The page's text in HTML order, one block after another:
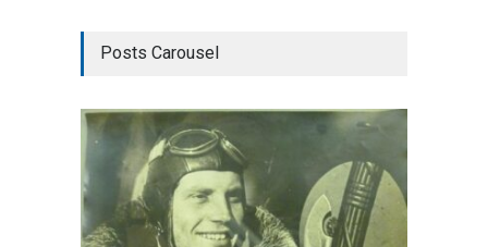
Posts Carousel